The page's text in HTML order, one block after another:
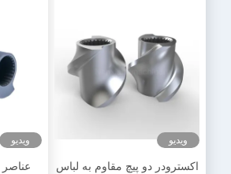
ویدیو
اکسترودر دو پیچ مقاوم به لباس
ویدیو